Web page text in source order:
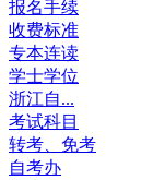
报名手续
收费标准
专本连读
学士学位
浙江自...
考试科目
转考、免考
自考办